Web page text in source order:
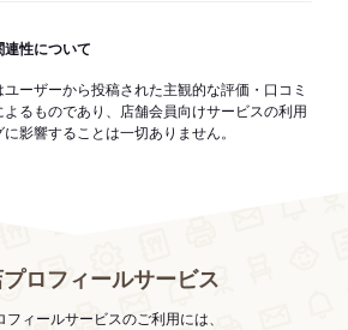
連性について
ーザーから投稿された主観的な評価・口コミ
るものであり、店舗会員向けサービスの利用
影響することは一切ありません。
ロフィールサービス
フィールサービスのご利用には、